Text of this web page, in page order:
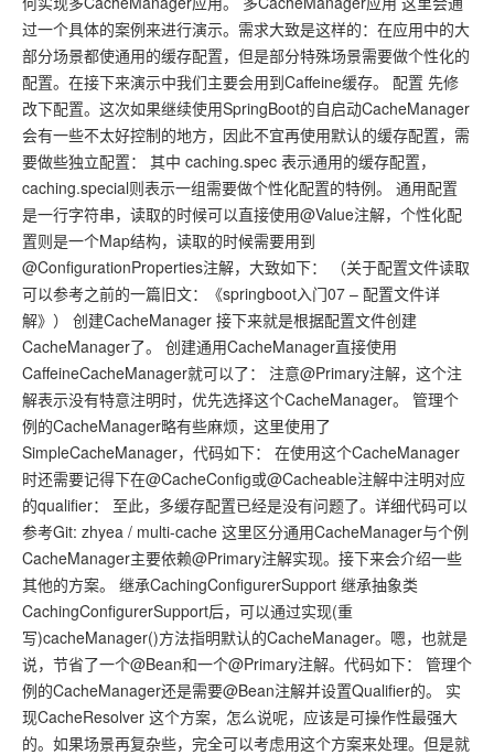
过一个具体的案例来进行演示。需求大致是这样的：在应用中的大
部分场景都使通用的缓存配置，但是部分特殊场景需要做个性化的
配置。在接下来演示中我们主要会用到Caffeine缓存。 配置 先修
改下配置。这次如果继续使用SpringBoot的自启动CacheManager
会有一些不太好控制的地方，因此不宜再使用默认的缓存配置，需
要做些独立配置： 其中 caching.spec 表示通用的缓存配置，
caching.special则表示一组需要做个性化配置的特例。 通用配置
是一行字符串，读取的时候可以直接使用@Value注解，个性化配
置则是一个Map结构，读取的时候需要用到
@ConfigurationProperties注解，大致如下： （关于配置文件读取
可以参考之前的一篇旧文：《springboot入门07 – 配置文件详
解》） 创建CacheManager 接下来就是根据配置文件创建
CacheManager了。 创建通用CacheManager直接使用
CaffeineCacheManager就可以了： 注意@Primary注解，这个注
解表示没有特意注明时，优先选择这个CacheManager。 管理个
例的CacheManager略有些麻烦，这里使用了
SimpleCacheManager，代码如下： 在使用这个CacheManager
时还需要记得下在@CacheConfig或@Cacheable注解中注明对应
的qualifier： 至此，多缓存配置已经是没有问题了。详细代码可以
参考Git: zhyea / multi-cache 这里区分通用CacheManager与个例
CacheManager主要依赖@Primary注解实现。接下来会介绍一些
其他的方案。 继承CachingConfigurerSupport 继承抽象类
CachingConfigurerSupport后，可以通过实现(重
写)cacheManager()方法指明默认的CacheManager。嗯，也就是
说，节省了一个@Bean和一个@Primary注解。代码如下： 管理个
例的CacheManager还是需要@Bean注解并设置Qualifier的。 实
现CacheResolver 这个方案，怎么说呢，应该是可操作性最强大
的。如果场景再复杂些，完全可以考虑用这个方案来处理。但是就